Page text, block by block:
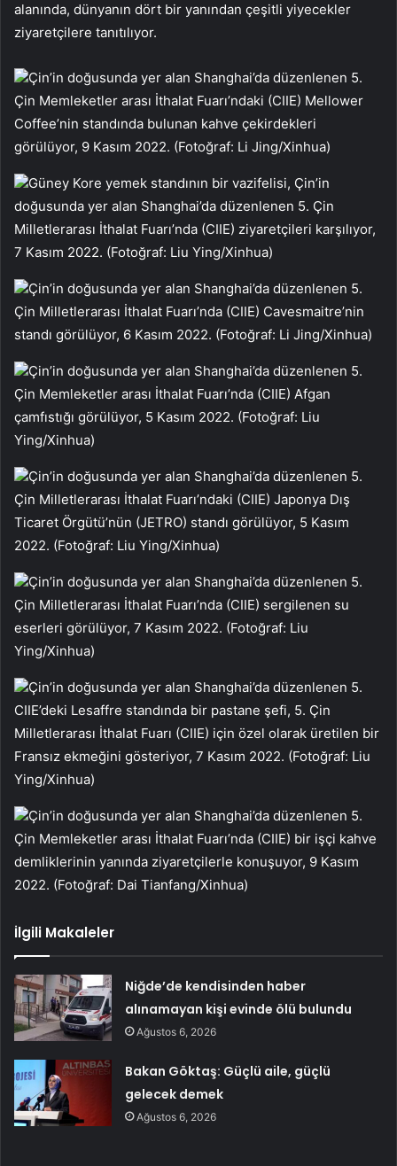
alanında, dünyanın dört bir yanından çeşitli yiyecekler
ziyaretçilere tanıtılıyor.
Çin’in doğusunda yer alan Shanghai’da düzenlenen 5.
Çin Memleketler arası İthalat Fuarı’ndaki (CIIE) Mellower
Coffee’nin standında bulunan kahve çekirdekleri
görülüyor, 9 Kasım 2022. (Fotoğraf: Li Jing/Xinhua)
Güney Kore yemek standının bir vazifelisi, Çin’in
doğusunda yer alan Shanghai’da düzenlenen 5. Çin
Milletlerarası İthalat Fuarı’nda (CIIE) ziyaretçileri karşılıyor,
7 Kasım 2022. (Fotoğraf: Liu Ying/Xinhua)
Çin’in doğusunda yer alan Shanghai’da düzenlenen 5.
Çin Milletlerarası İthalat Fuarı’nda (CIIE) Cavesmaitre’nin
standı görülüyor, 6 Kasım 2022. (Fotoğraf: Li Jing/Xinhua)
Çin’in doğusunda yer alan Shanghai’da düzenlenen 5.
Çin Memleketler arası İthalat Fuarı’nda (CIIE) Afgan
çamfıstığı görülüyor, 5 Kasım 2022. (Fotoğraf: Liu
Ying/Xinhua)
Çin’in doğusunda yer alan Shanghai’da düzenlenen 5.
Çin Milletlerarası İthalat Fuarı’ndaki (CIIE) Japonya Dış
Ticaret Örgütü’nün (JETRO) standı görülüyor, 5 Kasım
2022. (Fotoğraf: Liu Ying/Xinhua)
Çin’in doğusunda yer alan Shanghai’da düzenlenen 5.
Çin Milletlerarası İthalat Fuarı’nda (CIIE) sergilenen su
eserleri görülüyor, 7 Kasım 2022. (Fotoğraf: Liu
Ying/Xinhua)
Çin’in doğusunda yer alan Shanghai’da düzenlenen 5.
CIIE’deki Lesaffre standında bir pastane şefi, 5. Çin
Milletlerarası İthalat Fuarı (CIIE) için özel olarak üretilen bir
Fransız ekmeğini gösteriyor, 7 Kasım 2022. (Fotoğraf: Liu
Ying/Xinhua)
Çin’in doğusunda yer alan Shanghai’da düzenlenen 5.
Çin Memleketler arası İthalat Fuarı’nda (CIIE) bir işçi kahve
demliklerinin yanında ziyaretçilerle konuşuyor, 9 Kasım
2022. (Fotoğraf: Dai Tianfang/Xinhua)
İlgili Makaleler
Niğde’de kendisinden haber
alınamayan kişi evinde ölü bulundu
Ağustos 6, 2026
Bakan Göktaş: Güçlü aile, güçlü
gelecek demek
Ağustos 6, 2026